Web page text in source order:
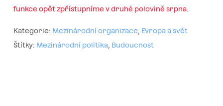
funkce opět zpřístupníme v druhé polovině srpna.
Kategorie: Mezinárodní organizace, Evropa a svět
Štítky: Mezinárodní politika, Budoucnost